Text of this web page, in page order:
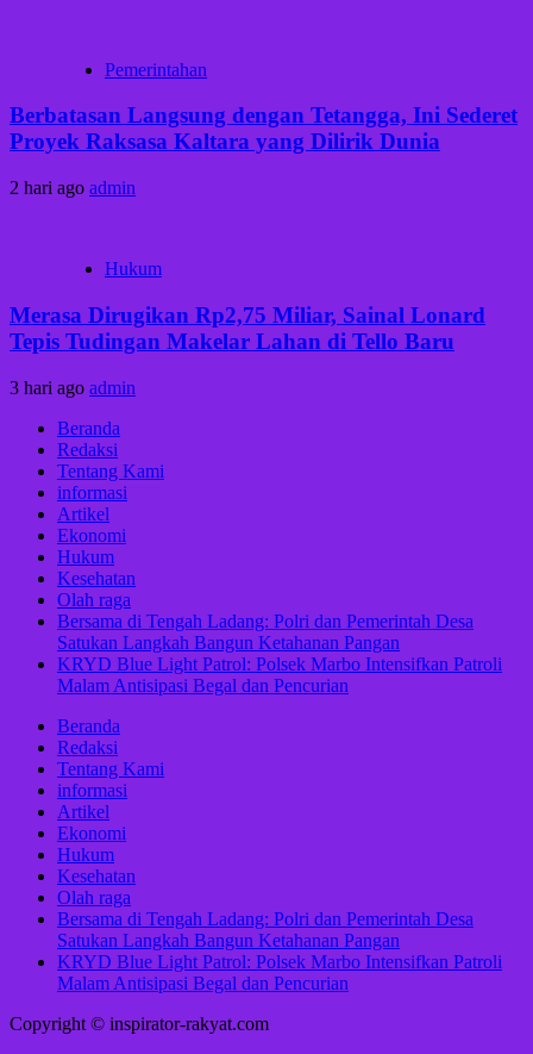
Pemerintahan
Berbatasan Langsung dengan Tetangga, Ini Sederet
Proyek Raksasa Kaltara yang Dilirik Dunia
2 hari ago admin
Hukum
Merasa Dirugikan Rp2,75 Miliar, Sainal Lonard
Tepis Tudingan Makelar Lahan di Tello Baru
3 hari ago admin
Beranda
Redaksi
Tentang Kami
informasi
Artikel
Ekonomi
Hukum
Kesehatan
Olah raga
Bersama di Tengah Ladang: Polri dan Pemerintah Desa
Satukan Langkah Bangun Ketahanan Pangan
KRYD Blue Light Patrol: Polsek Marbo Intensifkan Patroli
Malam Antisipasi Begal dan Pencurian
Beranda
Redaksi
Tentang Kami
informasi
Artikel
Ekonomi
Hukum
Kesehatan
Olah raga
Bersama di Tengah Ladang: Polri dan Pemerintah Desa
Satukan Langkah Bangun Ketahanan Pangan
KRYD Blue Light Patrol: Polsek Marbo Intensifkan Patroli
Malam Antisipasi Begal dan Pencurian
Copyright © inspirator-rakyat.com